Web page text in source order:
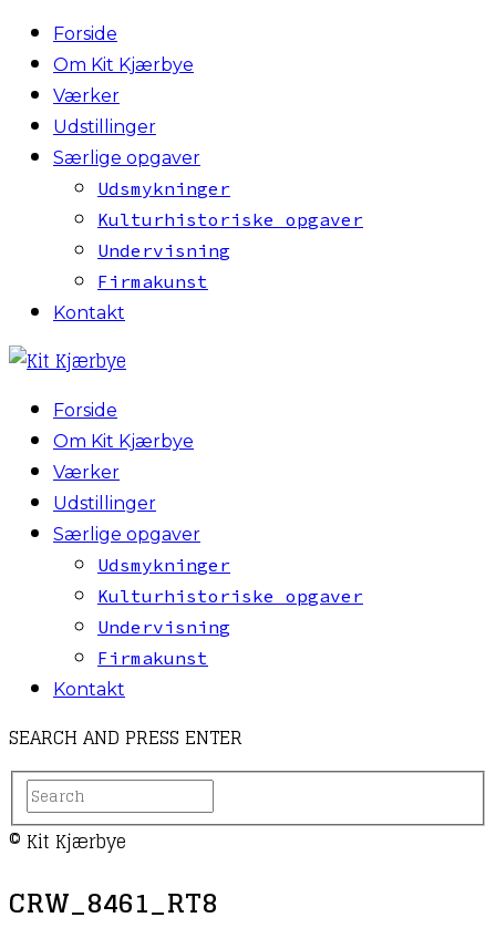
Forside
Om Kit Kjærbye
Værker
Udstillinger
Særlige opgaver
Udsmykninger
Kulturhistoriske opgaver
Undervisning
Firmakunst
Kontakt
Forside
Om Kit Kjærbye
Værker
Udstillinger
Særlige opgaver
Udsmykninger
Kulturhistoriske opgaver
Undervisning
Firmakunst
Kontakt
SEARCH AND PRESS ENTER
© Kit Kjærbye
CRW_8461_RT8